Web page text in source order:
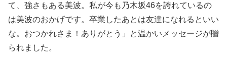
て、強さもある美波。私が今も乃木坂46を誇れているの
は美波のおかげです。卒業したあとは友達になれるといい
な。おつかれさま！ありがとう」と温かいメッセージが贈
られました。